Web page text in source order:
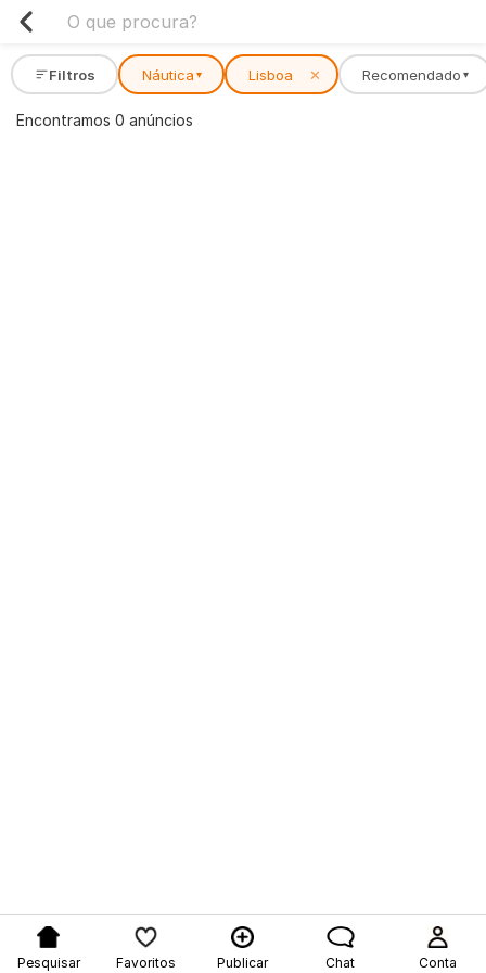
Filtros Náutica ▾ Lisboa ✕ Recomendado ▾
Encontramos 0 anúncios
Pesquisar Favoritos Publicar Chat Conta